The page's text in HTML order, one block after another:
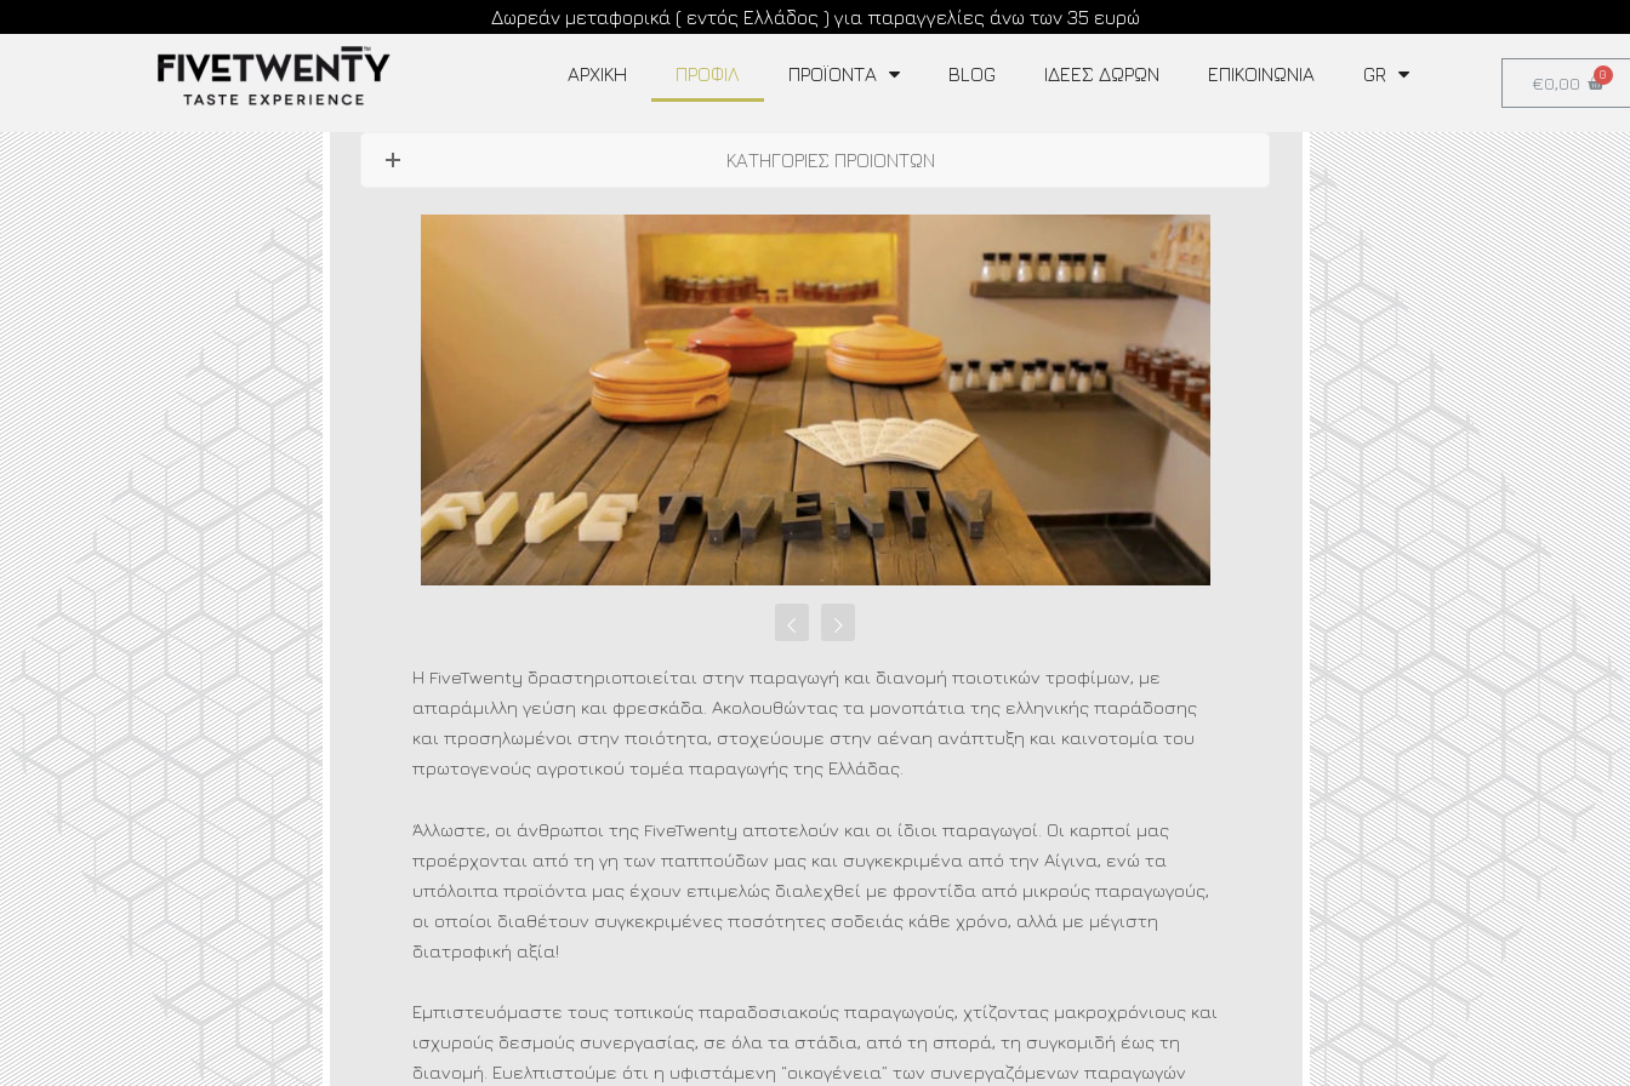
Δωρεάν μεταφορικά ( εντός Ελλάδος ) για παραγγελίες άνω των 35 ευρώ
ΑΡΧΙΚΉ ΠΡΟΦΊΛ ΠΡΟΪΟΝΤΑ BLOG ΙΔΕΕΣ ΔΩΡΩΝ ΕΠΙΚΟΙΝΩΝΊΑ GR €0,00
ΚΑΤΗΓΟΡΙΕΣ ΠΡΟΙΟΝΤΩΝ
Η FiveTwenty δραστηριοποιείται στην παραγωγή και διανομή ποιοτικών τροφίμων, με
απαράμιλλη γεύση και φρεσκάδα. Ακολουθώντας τα μονοπάτια της ελληνικής παράδοσης
και προσηλωμένοι στην ποιότητα, στοχεύουμε στην αέναη ανάπτυξη και καινοτομία του
πρωτογενούς αγροτικού τομέα παραγωγής της Ελλάδας.
Άλλωστε, οι άνθρωποι της FiveTwenty αποτελούν και οι ίδιοι παραγωγοί. Οι καρποί μας
προέρχονται από τη γη των παππούδων μας και συγκεκριμένα από την Αίγινα, ενώ τα
υπόλοιπα προϊόντα μας έχουν επιμελώς διαλεχθεί με φροντίδα από μικρούς παραγωγούς,
οι οποίοι διαθέτουν συγκεκριμένες ποσότητες σοδειάς κάθε χρόνο, αλλά με μέγιστη
διατροφική αξία!
Εμπιστευόμαστε τους τοπικούς παραδοσιακούς παραγωγούς, χτίζοντας μακροχρόνιους και
ισχυρούς δεσμούς συνεργασίας, σε όλα τα στάδια, από τη σπορά, τη συγκομιδή έως τη
διανομή. Ευελπιστούμε ότι η υφιστάμενη “οικογένεια” των συνεργαζόμενων παραγωγών